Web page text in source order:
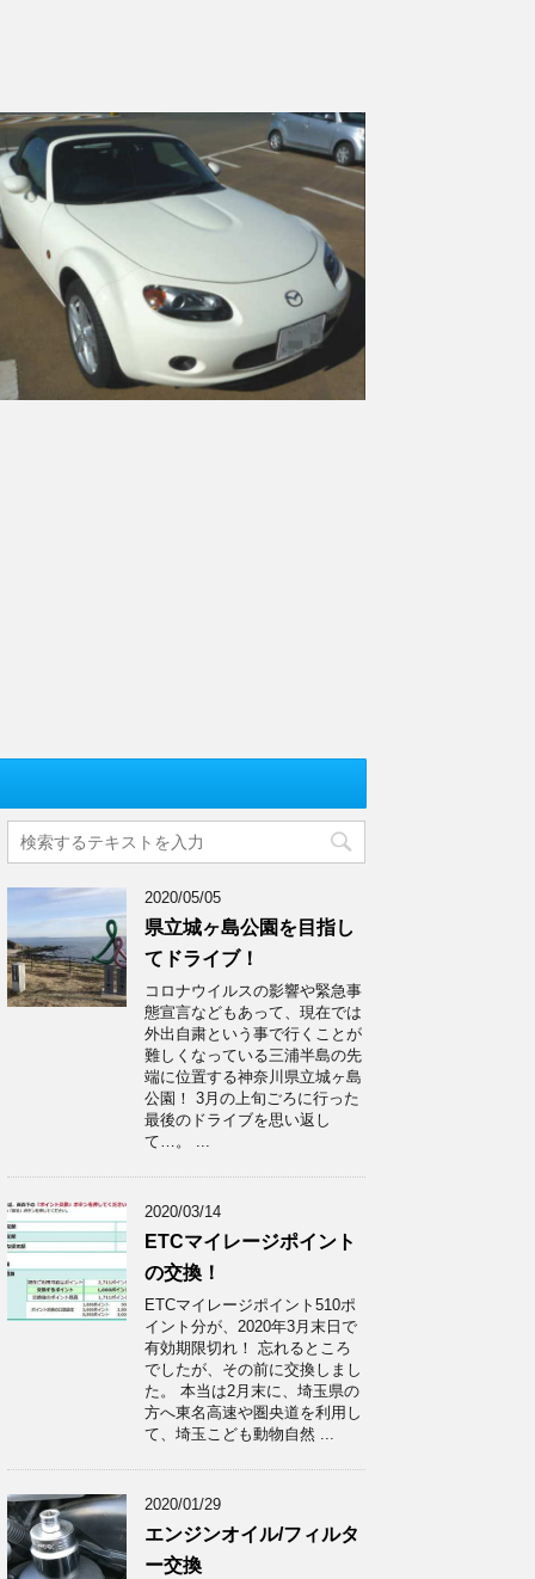
2020/05/05
県立城ヶ島公園を目指し
てドライブ！
コロナウイルスの影響や緊急事
態宣言などもあって、現在では
外出自粛という事で行くことが
難しくなっている三浦半島の先
端に位置する神奈川県立城ヶ島
公園！ 3月の上旬ごろに行った
最後のドライブを思い返し
て…。 ...
2020/03/14
ETCマイレージポイント
の交換！
ETCマイレージポイント510ポ
イント分が、2020年3月末日で
有効期限切れ！ 忘れるところ
でしたが、その前に交換しまし
た。 本当は2月末に、埼玉県の
方へ東名高速や圏央道を利用し
て、埼玉こども動物自然 ...
2020/01/29
エンジンオイル/フィルタ
ー交換